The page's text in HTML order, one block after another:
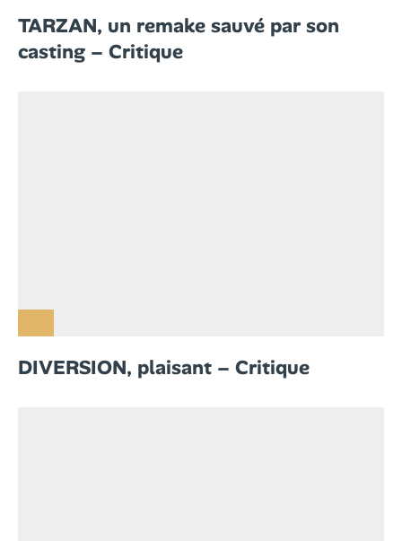
TARZAN, un remake sauvé par son
casting – Critique
DIVERSION, plaisant – Critique